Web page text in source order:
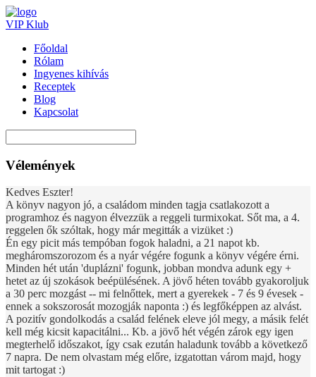
VIP Klub
Főoldal
Rólam
Ingyenes kihívás
Receptek
Blog
Kapcsolat
Vélemények
Kedves Eszter!
A könyv nagyon jó, a családom minden tagja csatlakozott a
programhoz és nagyon élvezzük a reggeli turmixokat. Sőt ma, a 4.
reggelen ők szóltak, hogy már megitták a vizüket :)
Én egy picit más tempóban fogok haladni, a 21 napot kb.
megháromszorozom és a nyár végére fogunk a könyv végére érni.
Minden hét után 'duplázni' fogunk, jobban mondva adunk egy +
hetet az új szokások beépülésének. A jövő héten tovább gyakoroljuk
a 30 perc mozgást -- mi felnőttek, mert a gyerekek - 7 és 9 évesek -
ennek a sokszorosát mozogják naponta :) és legfőképpen az alvást.
A pozitív gondolkodás a család felének eleve jól megy, a másik felét
kell még kicsit kapacitálni... Kb. a jövő hét végén zárok egy igen
megterhelő időszakot, így csak ezután haladunk tovább a következő
7 napra. De nem olvastam még előre, izgatottan várom majd, hogy
mit tartogat :)